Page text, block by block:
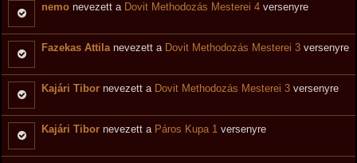
nemo nevezett a Dovit Methodozás Mesterei 4 versenyre
Fazekas Attilanevezett a Dovit Methodozás Mesterei 3 versenyre
Kajári Tibor nevezett a Dovit Methodozás Mesterei 3 versenyre
Kajári Tibor nevezett a Páros Kupa 1 versenyre